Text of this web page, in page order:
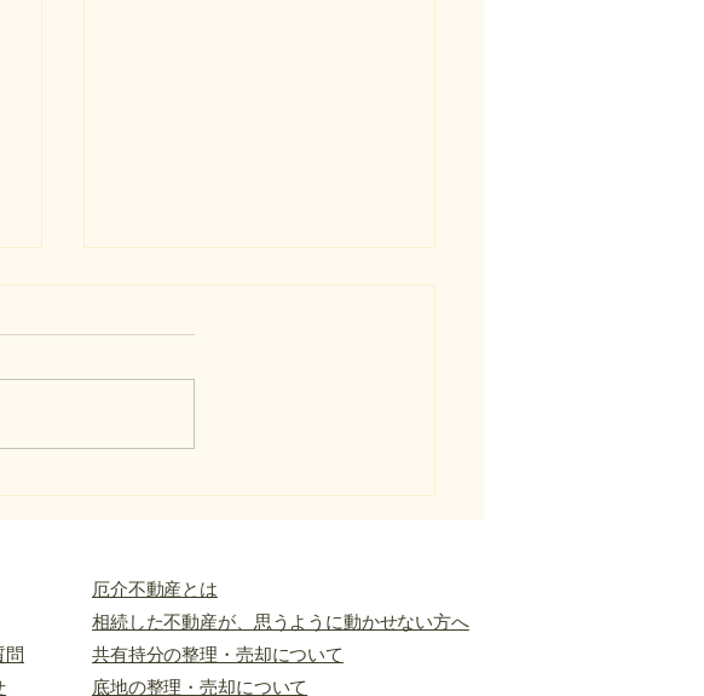
民民境界とは
民民境界を一言でいうと 民民境
る不動産用語です。 民民境界の
です。 たとえば、自宅の土地と
隣の家の土地との境界、空き家の
敷地と隣地との境界、アパート敷
地と隣接地との境界などが該当し
問
​厄介不動産とは
​相続した不動産が、思うように動かせない方へ
共有持分の整理・売却について
底地の整理・売却について